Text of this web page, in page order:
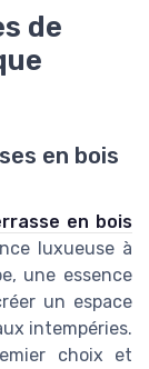
de
en bois
en bois
luxueuse à
une essence
un espace
intempéries.
choix et